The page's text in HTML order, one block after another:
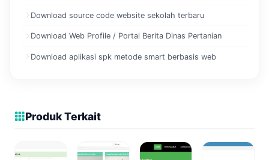
Download source code website sekolah terbaru
Download Web Profile / Portal Berita Dinas Pertanian
Download aplikasi spk metode smart berbasis web
Produk Terkait